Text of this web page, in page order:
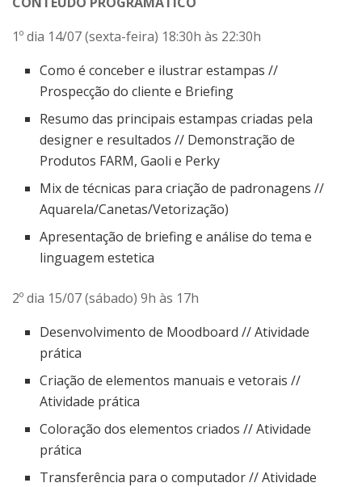
1º dia 14/07 (sexta-feira) 18:30h às 22:30h
Como é conceber e ilustrar estampas //
Prospecção do cliente e Briefing
Resumo das principais estampas criadas pela
designer e resultados // Demonstração de
Produtos FARM, Gaoli e Perky
Mix de técnicas para criação de padronagens //
Aquarela/Canetas/Vetorização)
Apresentação de briefing e análise do tema e
linguagem estetica
2º dia 15/07 (sábado) 9h às 17h
Desenvolvimento de Moodboard // Atividade
prática
Criação de elementos manuais e vetorais //
Atividade prática
Coloração dos elementos criados // Atividade
prática
Transferência para o computador // Atividade